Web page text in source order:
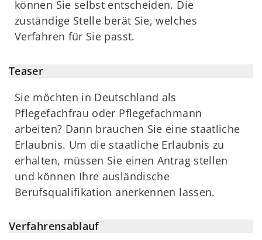
können Sie selbst entscheiden. Die
zuständige Stelle berät Sie, welches
Verfahren für Sie passt.
Teaser
Sie möchten in Deutschland als
Pflegefachfrau oder Pflegefachmann
arbeiten? Dann brauchen Sie eine staatliche
Erlaubnis. Um die staatliche Erlaubnis zu
erhalten, müssen Sie einen Antrag stellen
und können Ihre ausländische
Berufsqualifikation anerkennen lassen.
Verfahrensablauf